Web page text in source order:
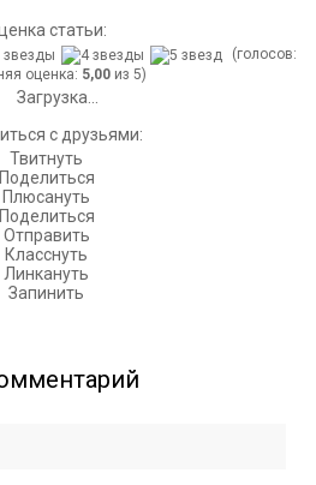
статьи:
(голосов:
оценка: 5,00из 5)
Загрузка...
с друзьями:
Твитнуть
Поделиться
Плюсануть
Поделиться
Отправить
Класснуть
Линкануть
Запинить